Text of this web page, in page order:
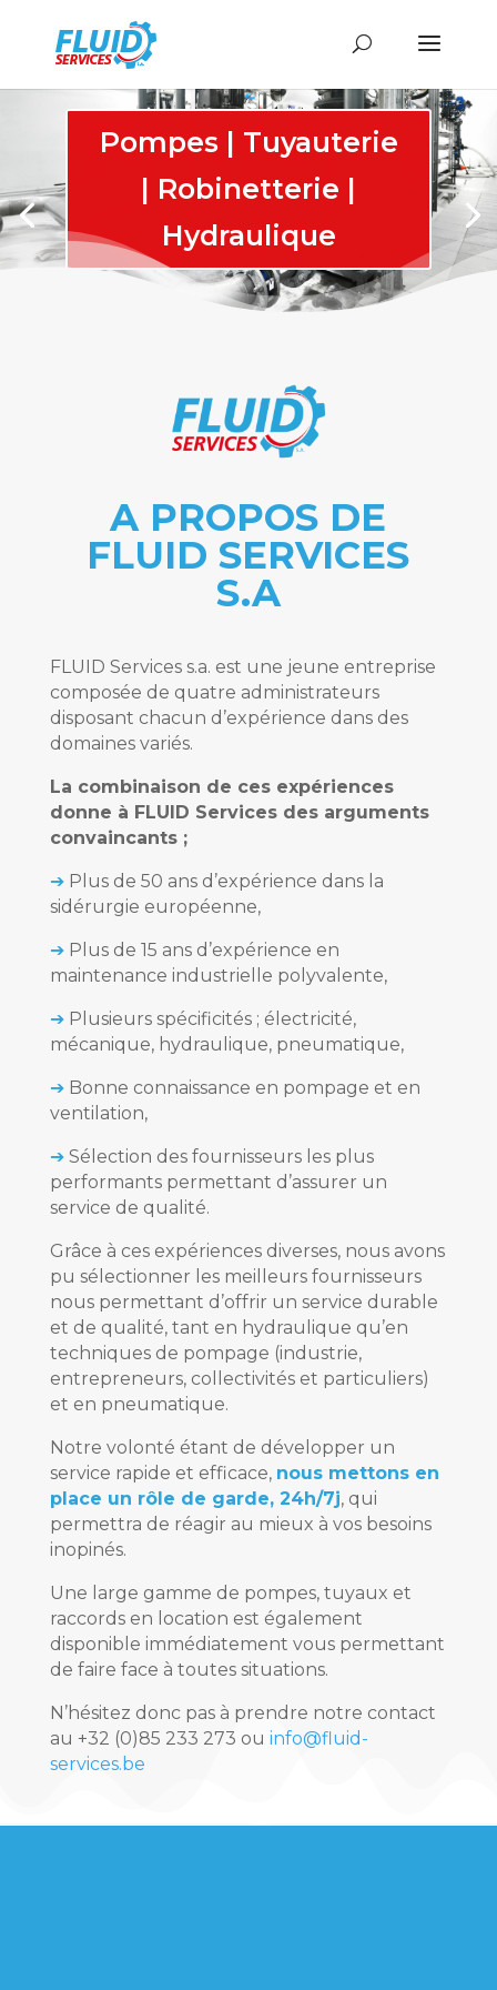
Pompes | Tuyauterie
| Robinetterie |
Hydraulique
A PROPOS DE
FLUID SERVICES
S.A
FLUID Services s.a. est une jeune entreprise
composée de quatre administrateurs
disposant chacun d’expérience dans des
domaines variés.
La combinaison de ces expériences
donne à FLUID Services des arguments
convaincants ;
➔ Plus de 50 ans d’expérience dans la
sidérurgie européenne,
➔ Plus de 15 ans d’expérience en
maintenance industrielle polyvalente,
➔Plusieurs spécificités ; électricité,
mécanique, hydraulique, pneumatique,
➔Bonne connaissance en pompage et en
ventilation,
➔ Sélection des fournisseurs les plus
performants permettant d’assurer un
service de qualité.
Grâce à ces expériences diverses, nous avons
pu sélectionner les meilleurs fournisseurs
nous permettant d’offrir un service durable
et de qualité, tant en hydraulique qu’en
techniques de pompage (industrie,
entrepreneurs, collectivités et particuliers)
et en pneumatique.
Notre volonté étant de développer un
service rapide et efficace, nous mettons en
place un rôle de garde, 24h/7j, qui
permettra de réagir au mieux à vos besoins
inopinés.
Une large gamme de pompes, tuyaux et
raccords en location est également
disponible immédiatement vous permettant
de faire face à toutes situations.
N’hésitez donc pas à prendre notre contact
au +32 (0)85 233 273 ou info@fluid-
services.be